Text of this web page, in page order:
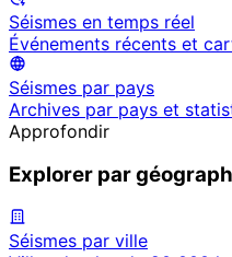
Séismes en temps réel
Événements récents et
Séismes par pays
Archives par pays et
Approfondir
Explorer par
Séismes par ville